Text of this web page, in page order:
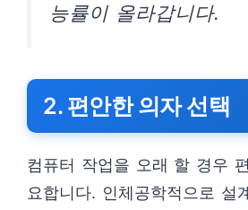
능률이 올라갑니다.
2. 편안한 의자 선택
컴퓨터 작업을 오래 할 경우
요합니다. 인체공학적으로 설